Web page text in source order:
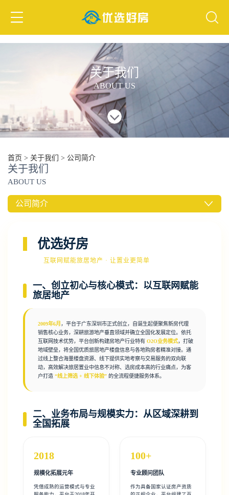
公司简介
关于我们
ABOUT US
首页 > 关于我们 > 公司简介
关于我们
ABOUT US
公司简介
优选好房
互联网赋能旅居地产 · 让置业更简单
一、创立初心与核心模式：以互联网赋能
旅居地产
2009年6月 ，平台于广东深圳市正式创立，自诞生起便聚焦新房代理
销售核心业务，深耕旅游地产垂直领域并确立全国化发展定位。依托
互联网技术优势，平台创新构建房地产行业特有 O2O业务模式，打破
地域壁垒，将全国优质旅居地产楼盘信息与各地购房者精准对接。通
过线上整合海量楼盘资源、线下提供实地考察与交易服务的双向联
动，高效解决旅居置业中信息不对称、选房成本高的行业痛点，为客
户打造 “线上筛选 + 线下体验” 的全流程便捷服务体系。
二、业务布局与规模实力：从区域深耕到
全国拓展
2018
规模化拓展元年
凭借成熟的运营模式与专业
100+
专业顾问团队
作为具备国家认证房产资质